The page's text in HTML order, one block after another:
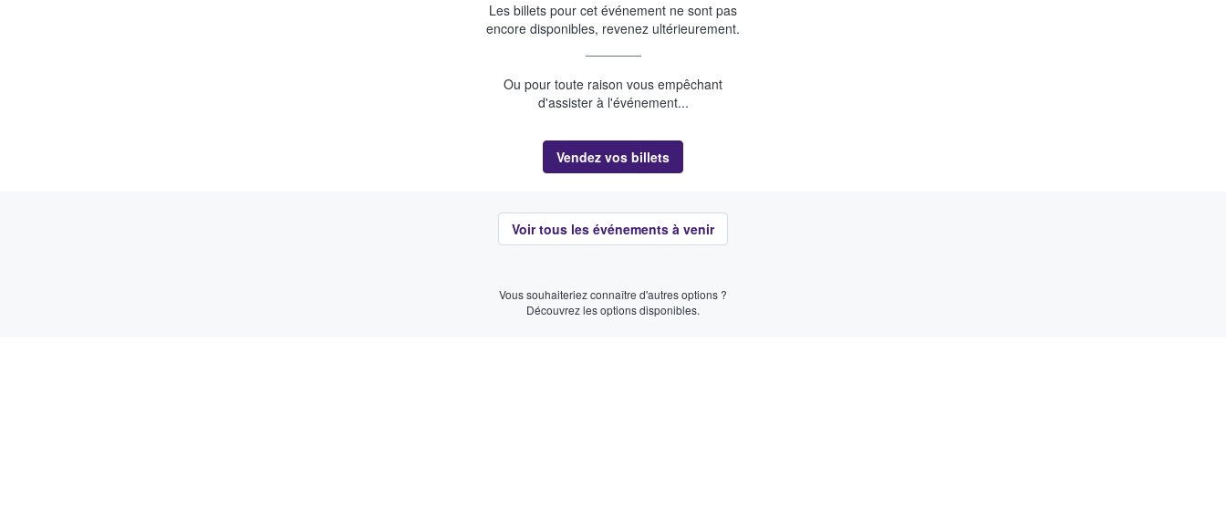
Les billets pour cet événement ne sont pas
encore disponibles, revenez ultérieurement.
Ou pour toute raison vous empêchant
d'assister à l'événement...
Vendez vos billets
Voir tous les événements à venir
Vous souhaiteriez connaître d'autres options ?
Découvrez les options disponibles.